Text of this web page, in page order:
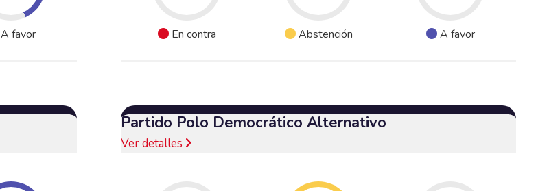
A favor En contra Abstención A favor
Partido Polo Democrático Alternativo
Ver detalles